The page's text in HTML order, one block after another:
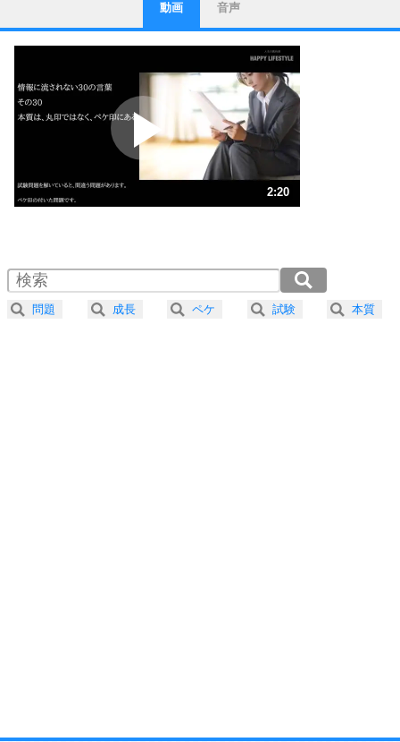
1
ストレス対策
他人と比べない。
いっそのこと、他人を見ない。
いらいらしない人になる30の方法
プラス思考
ポジティブになれない原因は、行動しないから。
ポジティブ思考になる30の方法
人生、なんとかなるもの。
気楽に生きる30の方法
4 器の大きい人は、怒りを優しさで表現する。
プラス思考
ことが大切。
動画 音声
2:20
2.0倍速 （274KB 1分10秒）
2.5倍速 （220KB 56秒）
3.0倍速 （183KB 46秒）
問題 成長 ペケ 試験 本質